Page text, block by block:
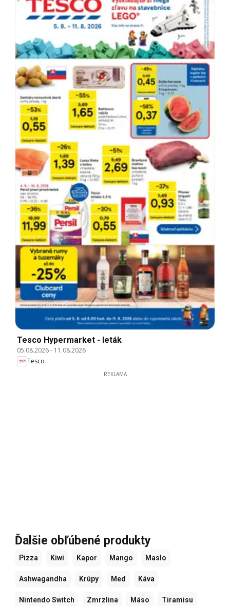
Tesco Hypermarket - leták
05.08.2026- 11.08.2026
Tesco
REKLAMA
Ďalšie obľúbené produkty
Pizza Kiwi Kapor Mango Maslo
Ashwagandha Krúpy Med Káva
Nintendo Switch Zmrzlina Mäso Tiramisu